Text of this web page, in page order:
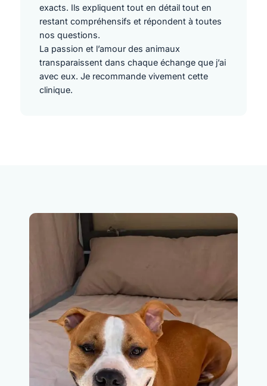
exacts. Ils expliquent tout en détail tout en
restant compréhensifs et répondent à toutes
nos questions.
La passion et l’amour des animaux
transparaissent dans chaque échange que j’ai
avec eux. Je recommande vivement cette
clinique.